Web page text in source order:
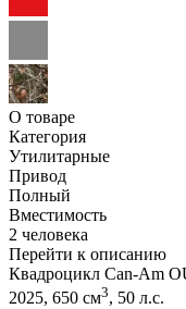
О товаре
Категория
Утилитарные
Привод
Полный
Вместимость
2 человека
Перейти к описанию
Квадроцикл Can-Am
2025, 650 см3, 50 л.с.